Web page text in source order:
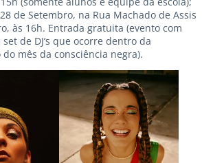
de Setembro, na Rua Machado de Assis
às 16h. Entrada gratuita (evento com
de DJ’s que ocorre dentro da
mês da consciência negra).